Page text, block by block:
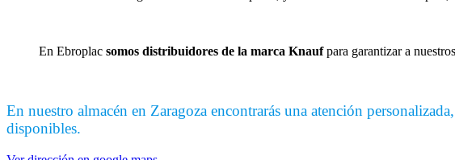
En Ebroplac somos distribuidores de la marca Knaufpara garantizar a
En nuestro almacén en Zaragoza encontrarás una atención
disponibles.